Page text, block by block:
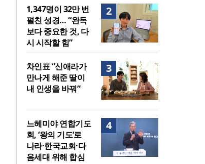
2
1,347명이 32만 번
펼친 성경… “완독
보다 중요한 것, 다
시 시작할 힘”
3
차인표 “신애라가
만나게 해준 딸이
내 인생을 바꿔”
4
느헤미야 연합기도
회, ‘왕의 기도’로
나라·한국교회·다
음세대 위해 합심